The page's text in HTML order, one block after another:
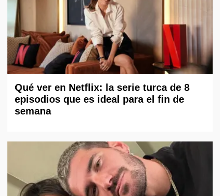
Qué ver en Netflix: la serie turca de 8
episodios que es ideal para el fin de
semana